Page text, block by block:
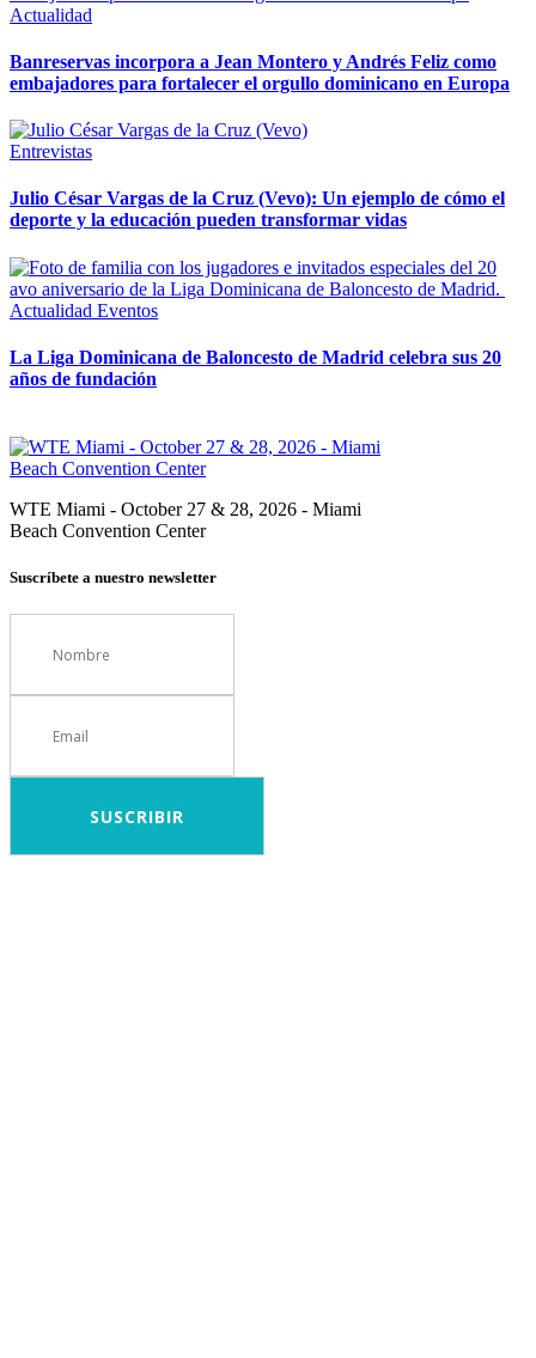
Actualidad
Banreservas incorpora a Jean Montero y Andrés Feliz como
embajadores para fortalecer el orgullo dominicano en Europa
Entrevistas
Julio César Vargas de la Cruz (Vevo): Un ejemplo de cómo el
deporte y la educación pueden transformar vidas
Actualidad Eventos
La Liga Dominicana de Baloncesto de Madrid celebra sus 20
años de fundación
WTE Miami - October 27 & 28, 2026 - Miami
Beach Convention Center
Suscríbete a nuestro newsletter